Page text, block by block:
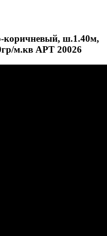
коричневый, ш.1.40м,
м.кв АРТ 20026